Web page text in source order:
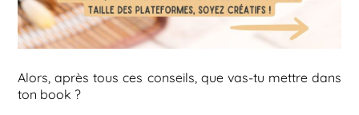
Alors, après tous ces conseils, que vas-tu mettre dans
ton book ?